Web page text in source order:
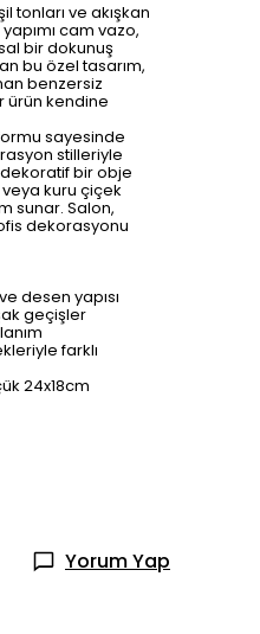
tonları ve akışkan
cam vazo,
bir dokunuş
bu özel tasarım,
benzersiz
ürün kendine
sayesinde
stilleriyle
bir obje
kuru çiçek
sunar. Salon,
dekorasyonu
desen yapısı
geçişler
farklı
24x18cm
Yorum Yap